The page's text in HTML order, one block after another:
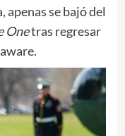
apenas se bajó del
Onetras regresar